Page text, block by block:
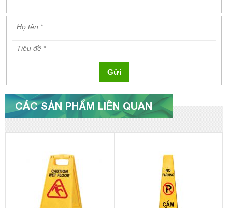
Gửi
CÁC SẢN PHẨM LIÊN QUAN